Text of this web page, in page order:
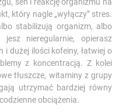
który nagle „wyłączy” stres.
stabilizują organizm, albo
nieregularnie, opierasz
i dużej ilości kofeiny, łatwiej o
z koncentracją. Z kolei
tłuszcze, witaminy z grupy
utrzymać bardziej równy
obciążenia.